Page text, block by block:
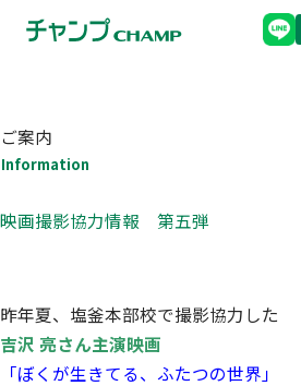
ご案内
Information
映画撮影協力情報 第五弾
昨年夏、塩釜本部校で撮影協力した
吉沢 亮さん主演映画
「ぼくが生きてる、ふたつの世界」